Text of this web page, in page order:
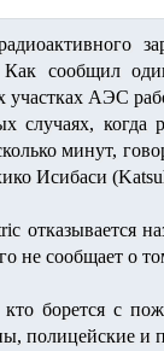
Как сообщил
участках АЭС
случаях, когда
минут,
Исибаси
отказывается
не сообщает о
борется с
полицейские и